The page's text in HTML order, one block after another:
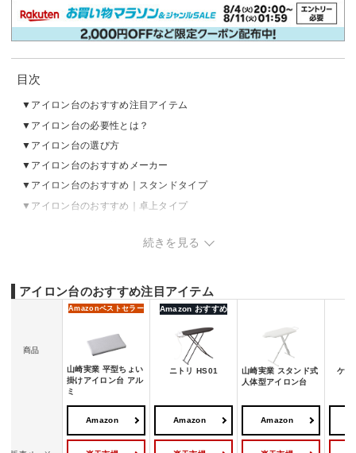
目次
アイロン台のおすすめ注目アイテム
アイロン台の必要性とは？
アイロン台の選び方
アイロン台のおすすめメーカー
アイロン台のおすすめ｜スタンドタイプ
アイロン台のおすすめ｜卓上タイプ
続きを見る
アイロン台のおすすめ注目アイテム
商品
Amazonベストセラー
山崎実業 平型ちょい
掛けアイロン台 アル
ミ
Amazon おすすめ
ニトリ HS01
山崎実業 スタンド式
人体型アイロン台
ケユ
Amazon Amazon Amazon